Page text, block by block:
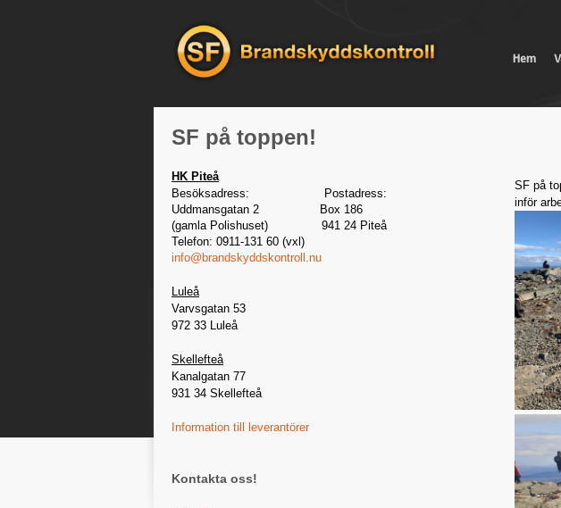
Hem
SF på toppen!
SF på
inför
HK Piteå
Besöksadress: Postadress:
Uddmansgatan 2 Box 186
(gamla Polishuset) 941 24 Piteå
Telefon: 0911-131 60 (vxl)
info@brandskyddskontroll.nu
Luleå
Varvsgatan 53
972 33 Luleå
Skellefteå
Kanalgatan 77
931 34 Skellefteå
Information till leverantörer
Kontakta oss!